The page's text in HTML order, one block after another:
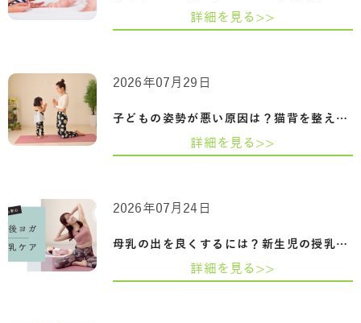
詳細を見る>>
子どもの姿勢が悪い原因は？猫背を整える…
2026年07月29日
詳細を見る>>
母乳の出を良くするには？新生児の授乳回…
2026年07月24日
詳細を見る>>